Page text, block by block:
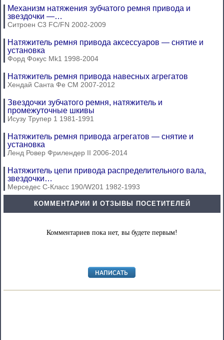
Механизм натяжения зубчатого ремня привода и
звездочки —…
Ситроен С3 FC/FN 2002-2009
Натяжитель ремня привода аксессуаров — снятие и
установка
Форд Фокус Mk1 1998-2004
Натяжитель ремня привода навесных агрегатов
Хендай Санта Фе СМ 2007-2012
Звездочки зубчатого ремня, натяжитель и
промежуточные шкивы
Исузу Трупер 1 1981-1991
Натяжитель ремня привода агрегатов — снятие и
установка
Ленд Ровер Фрилендер II 2006-2014
Натяжитель цепи привода распределительного вала,
звездочки…
Мерседес C-Класс 190/W201 1982-1993
КОММЕНТАРИИ И ОТЗЫВЫ ПОСЕТИТЕЛЕЙ
Комментариев пока нет, вы будете первым!